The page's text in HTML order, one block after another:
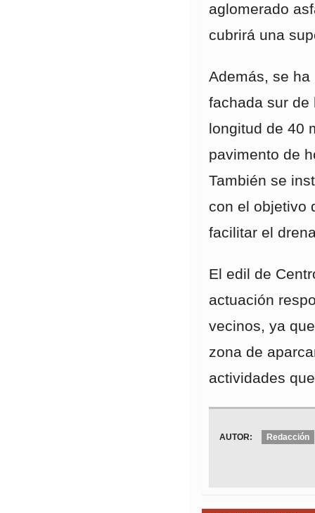
aglomerado
cubrirá una
Además, se
fachada sur de
longitud de 40
pavimento de
También se
con el objetivo
facilitar el
El edil de
actuación
vecinos, ya
zona de
actividades
AUTOR: Redacción